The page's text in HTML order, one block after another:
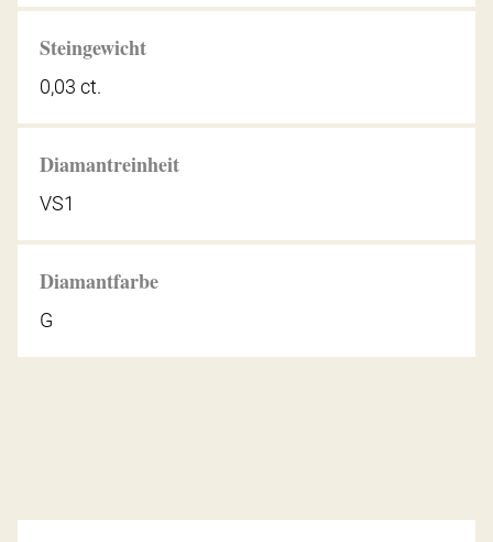
Steingewicht
0,03 ct.
Diamantreinheit
VS1
Diamantfarbe
G